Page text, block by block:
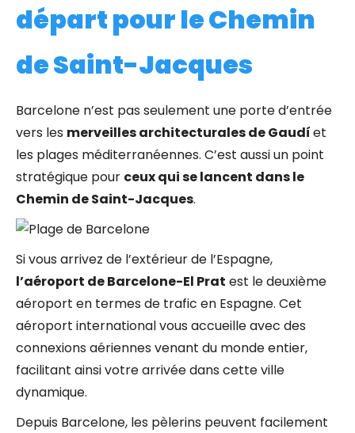
départ pour le Chemin
de Saint-Jacques
Barcelone n’est pas seulement une porte d’entrée
vers les merveilles architecturales de Gaudíet
les plages méditerranéennes. C’est aussi un point
stratégique pour ceux qui se lancent dans le
Chemin de Saint-Jacques.
Si vous arrivez de l’extérieur de l’Espagne,
l’aéroport de Barcelone-El Prat est le deuxième
aéroport en termes de trafic en Espagne. Cet
aéroport international vous accueille avec des
connexions aériennes venant du monde entier,
facilitant ainsi votre arrivée dans cette ville
dynamique.
Depuis Barcelone, les pèlerins peuvent facilement